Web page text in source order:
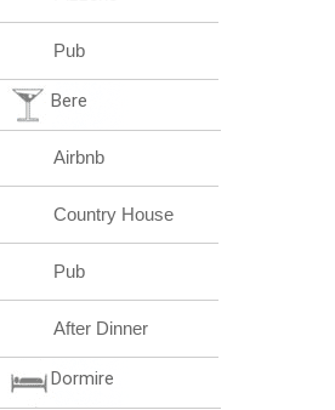
Pub
Bere
Airbnb
Country House
Pub
After Dinner
Dormire